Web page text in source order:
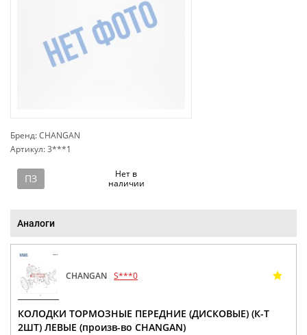
Бренд: CHANGAN
Артикул: 3***1
ПЗ
Нет в
наличии
Аналоги
CHANGAN S***0
КОЛОДКИ ТОРМОЗНЫЕ ПЕРЕДНИЕ (ДИСКОВЫЕ) (К-Т
2ШТ) ЛЕВЫЕ (произв-во CHANGAN)